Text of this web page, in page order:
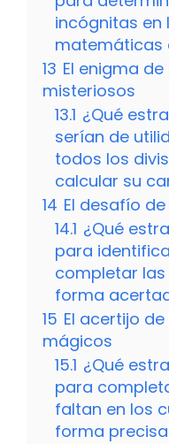
incógnitas en
matemáticas
13 El enigma
misteriosos
13.1 ¿Qué
serían de
todos los
calcular su
14 El desafío
14.1 ¿Qué
para
completar
forma
15 El acertijo
mágicos
15.1 ¿Qué
para
faltan en los
forma